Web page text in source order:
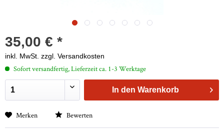
35,00 € *
inkl. MwSt. zzgl. Versandkosten
Sofort versandfertig, Lieferzeit ca. 1-3 Werktage
In den Warenkorb
Merken Bewerten